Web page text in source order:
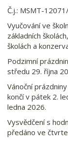
Č.j.: MSMT-
Vyučování ve
základních
školách a
Podzimní
středu 29. října
Vánoční
končí v pátek 2.
ledna 2026.
Vysvědčení s
předáno ve